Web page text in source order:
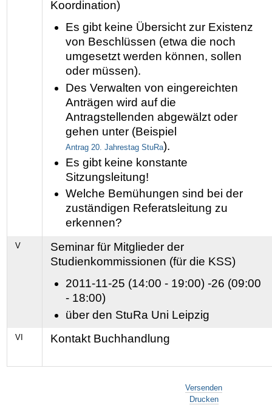
Koordination)
Es gibt keine Übersicht zur Existenz
von Beschlüssen (etwa die noch
umgesetzt werden können, sollen
oder müssen).
Des Verwalten von eingereichten
Anträgen wird auf die
Antragstellenden abgewälzt oder
gehen unter (Beispiel
Antrag 20. Jahrestag StuRa).
Es gibt keine konstante
Sitzungsleitung!
Welche Bemühungen sind bei der
zuständigen Referatsleitung zu
erkennen?
V
Seminar für Mitglieder der
Studienkommissionen (für die KSS)
2011-11-25 (14:00 - 19:00) -26 (09:00
- 18:00)
über den StuRa Uni Leipzig
VI Kontakt Buchhandlung
Versenden
Drucken